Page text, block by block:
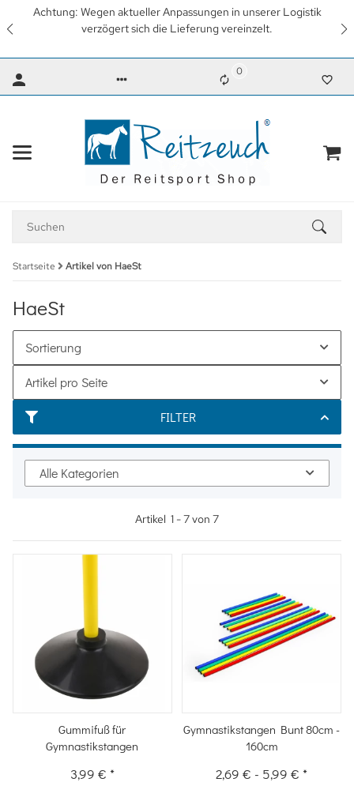
Wir arbeiten mit Hochdruck daran, so schnell wie
wieder unsere gewohnten Lieferzeiten zu erreichen.
0
Startseite Artikel von HaeSt
HaeSt
FILTER
Sortierung
Artikel pro Seite
Alle Kategorien
Artikel 1 -7von 7
Gummifuß für
Gymnastikstangen
3,99 € *
Gymnastikstangen Bunt 80cm -
160cm
2,69 € - 5,99 €*